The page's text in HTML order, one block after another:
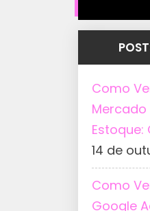
Como
Mercado
14 de
Como
Google